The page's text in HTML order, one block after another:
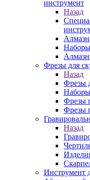
инструмент
Назад
Наборы
Фрезы для
Назад
Фрезы
Фрезы
Фрезы
Назад
Инструмент